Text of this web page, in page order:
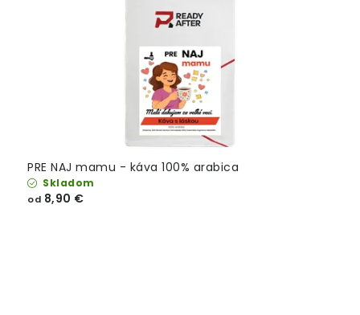
PRE NAJ mamu - káva 100% arabica
Skladom
od 8,90 €